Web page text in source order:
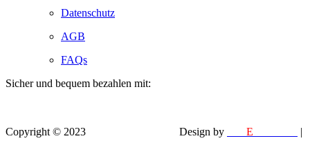
Datenschutz
AGB
FAQs
Sicher und bequem bezahlen mit:
Copyright © 2023 Design by E
|